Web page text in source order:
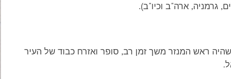
גרמניה, ארה"ב וכיו"ב).
בנדיקטינים מפורסמים למדי נקברו בבית הקברות הזה. בינהם האח בנדיקט סטולץ (1895 – 1986), שהיה ראש המנזר משך זמן רב, סופר ואזרח כבוד של העיר